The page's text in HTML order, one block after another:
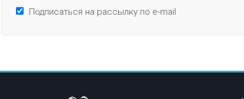
Подписаться на рассылку по e-mail